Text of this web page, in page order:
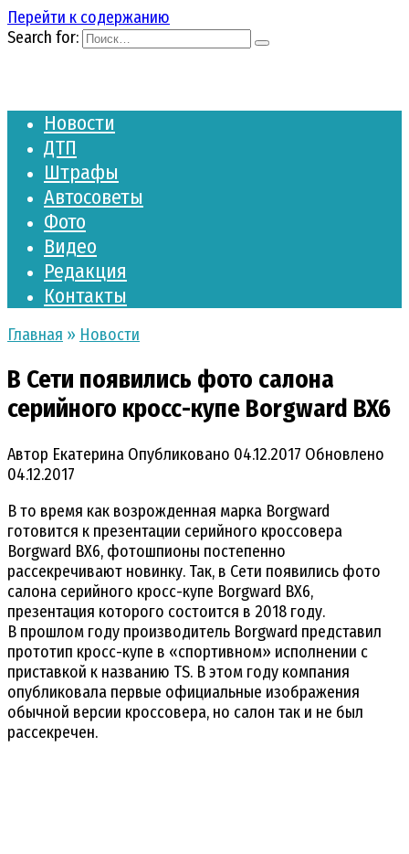
Перейти к содержанию
Search for:
Новости
ДТП
Штрафы
Автосоветы
Фото
Видео
Редакция
Контакты
Главная » Новости
В Сети появились фото салона
серийного кросс-купе Borgward BX6
Автор Екатерина Опубликовано 04.12.2017 Обновлено
04.12.2017
В то время как возрожденная марка Borgward
готовится к презентации серийного кроссовера
Borgward BX6, фотошпионы постепенно
рассекречивают новинку. Так, в Сети появились фото
салона серийного кросс-купе Borgward BX6,
презентация которого состоится в 2018 году.
В прошлом году производитель Borgward представил
прототип кросс-купе в «спортивном» исполнении с
приставкой к названию TS. В этом году компания
опубликовала первые официальные изображения
обычной версии кроссовера, но салон так и не был
рассекречен.